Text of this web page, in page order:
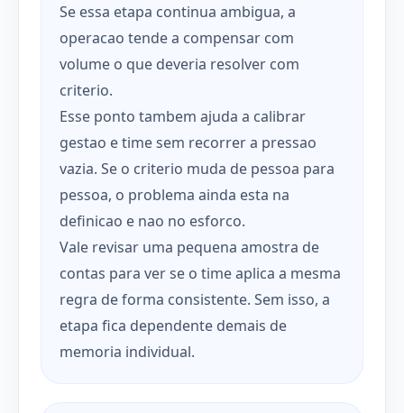
Se essa etapa continua ambigua, a
operacao tende a compensar com
volume o que deveria resolver com
criterio.
Esse ponto tambem ajuda a calibrar
gestao e time sem recorrer a pressao
vazia. Se o criterio muda de pessoa para
pessoa, o problema ainda esta na
definicao e nao no esforco.
Vale revisar uma pequena amostra de
contas para ver se o time aplica a mesma
regra de forma consistente. Sem isso, a
etapa fica dependente demais de
memoria individual.